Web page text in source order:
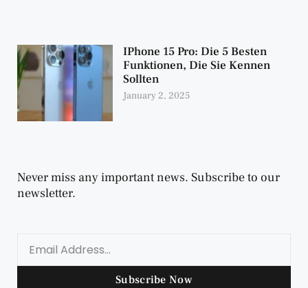
IPhone 15 Pro: Die 5 Besten
Funktionen, Die Sie Kennen
Sollten
January 2, 2025
Never miss any important news. Subscribe to our
newsletter.
Subscribe Now